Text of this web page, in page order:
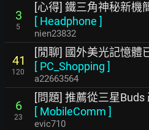
3
5
[心得] 鐵三角神秘新機
[ Headphone ]
nien23832
41
120
[閒聊] 國外美光記憶體
[ PC_Shopping ]
a22663564
6
23
[問題] 推薦從三星Buds
[ MobileComm ]
evic710